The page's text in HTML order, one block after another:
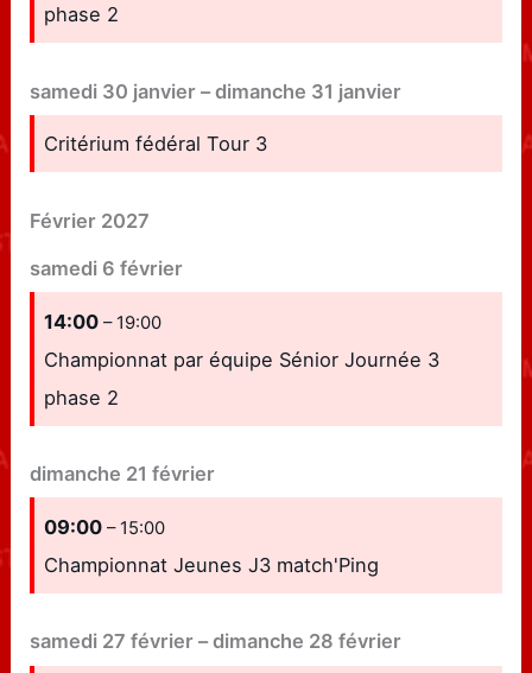
phase 2
samedi 30 janvier –dimanche 31 janvier
Critérium fédéral Tour 3
Février 2027
samedi 6 février
14:00– 19:00
Championnat par équipe Sénior Journée 3
phase 2
dimanche 21 février
09:00– 15:00
Championnat Jeunes J3 match'Ping
samedi 27 février –dimanche 28 février